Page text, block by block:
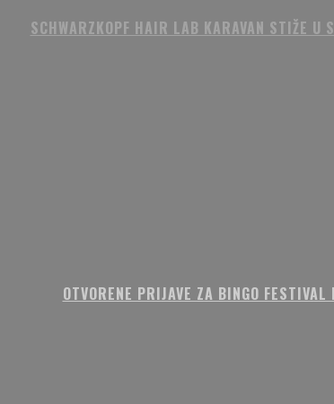
SCHWARZKOPF HAIR LAB KARAVAN STIŽE U
OTVORENE PRIJAVE ZA BINGO FESTIVAL